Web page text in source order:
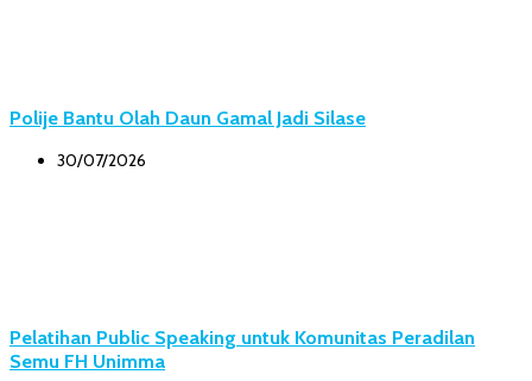
Polije Bantu Olah Daun Gamal Jadi Silase
30/07/2026
Pelatihan Public Speaking untuk Komunitas Peradilan
Semu FH Unimma